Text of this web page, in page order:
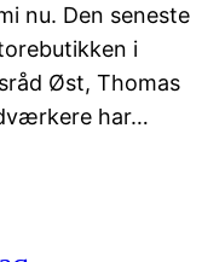
nu. Den seneste
i
Øst, Thomas
har…